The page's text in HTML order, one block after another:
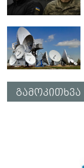
გამოკითხვა